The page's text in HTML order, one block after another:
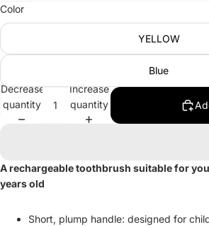
Color
YELLOW
Blue
Decrease
quantity
Increase
quantity
A rechargeable toothbrush suitable for
years old
Short, plump handle: designed for